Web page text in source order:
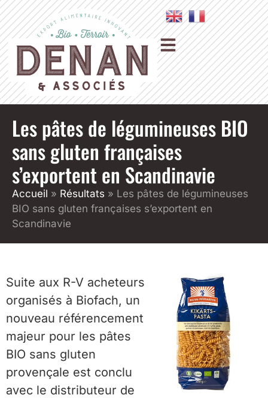
Les pâtes de légumineuses BIO
sans gluten françaises
s’exportent en Scandinavie
Accueil » Résultats » Les pâtes de légumineuses
BIO sans gluten françaises s’exportent en
Scandinavie
Suite aux R-V acheteurs
organisés à Biofach, un
nouveau référencement
majeur pour les pâtes
BIO sans gluten
provençale est conclu
avec le distributeur de